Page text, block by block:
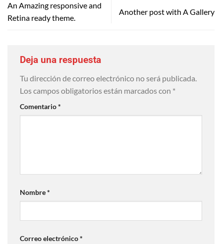
An Amazing responsive and
Retina ready theme.
Another post with A Gallery
Deja una respuesta
Tu dirección de correo electrónico no será publicada.
Los campos obligatorios están marcados con *
Comentario*
Nombre*
Correo electrónico*